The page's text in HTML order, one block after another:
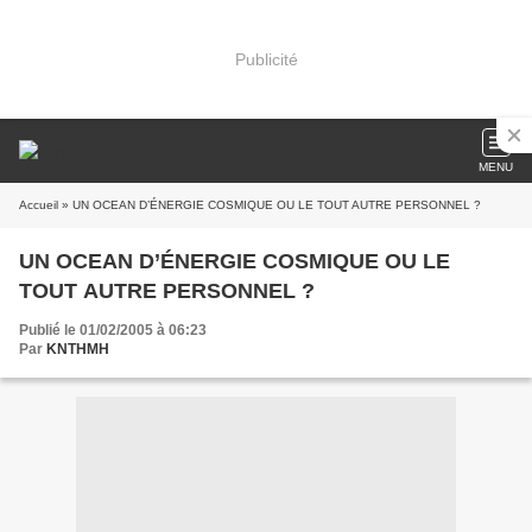
Publicité
MENU
Accueil » UN OCEAN D’ÉNERGIE COSMIQUE OU LE TOUT AUTRE PERSONNEL ?
UN OCEAN D’ÉNERGIE COSMIQUE OU LE
TOUT AUTRE PERSONNEL ?
Publié le 01/02/2005 à 06:23
Par KNTHMH